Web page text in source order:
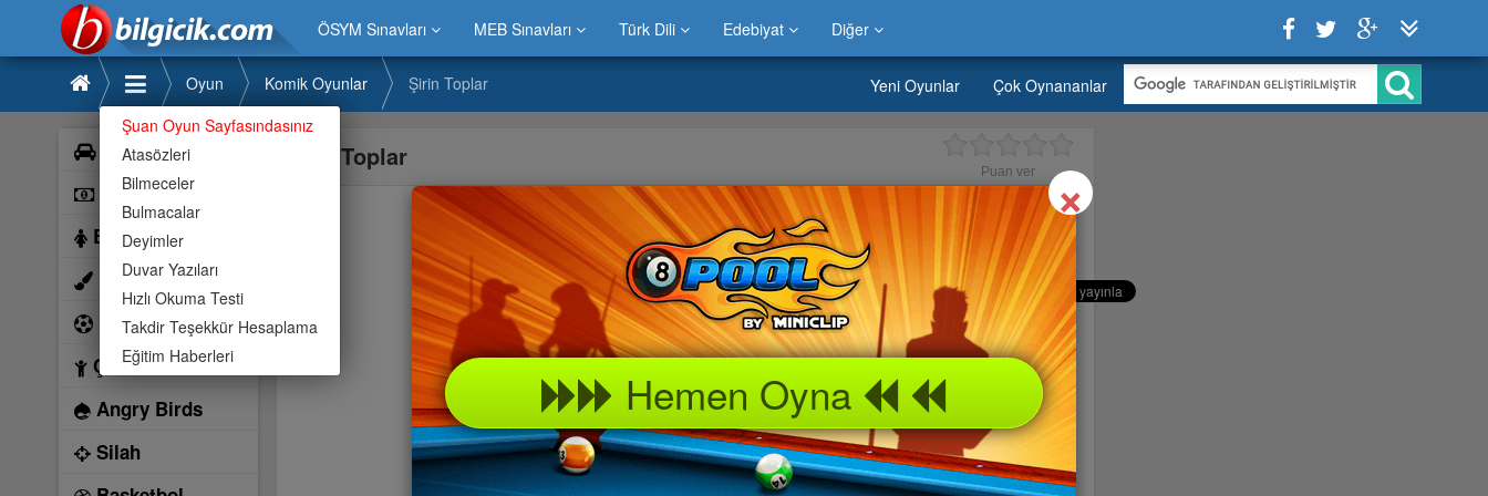
ÖSYM Sınavları MEB Sınavları Türk Dili Edebiyat Diğer
Şuan Oyun Sayfasındasınız
Atasözleri
Bilmeceler
Bulmacalar
Deyimler
Duvar Yazıları
Hızlı Okuma Testi
Takdir Teşekkür Hesaplama
Eğitim Haberleri
Oyun Komik Oyunlar Şirin Toplar Yeni Oyunlar Çok Oynananlar
Araba
Bilardo
Barbie
Boyama
Futbol
Çocuk
Angry Birds
Silah
Şirin Toplar Puan ver ×Close
Hemen Oyna